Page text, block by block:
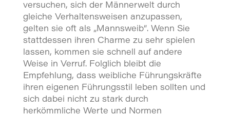
versuchen, sich der Männerwelt durch
gleiche Verhaltensweisen anzupassen,
gelten sie oft als „Mannsweib“. Wenn Sie
stattdessen ihren Charme zu sehr spielen
lassen, kommen sie schnell auf andere
Weise in Verruf. Folglich bleibt die
Empfehlung, dass weibliche Führungskräfte
ihren eigenen Führungsstil leben sollten und
sich dabei nicht zu stark durch
herkömmliche Werte und Normen